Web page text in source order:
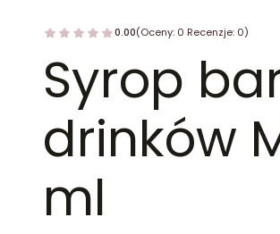
0.00(Oceny: 0 Recenzje: 0)
Syrop
drinków
ml